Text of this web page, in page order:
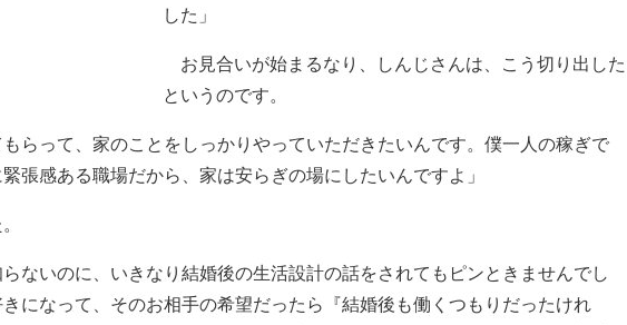
した」
お見合いが始まるなり、しんじさんは、こう切り出した
というのです。
もらって、家のことをしっかりやっていただきたいんです。僕一人の稼ぎで
張感ある職場だから、家は安らぎの場にしたいんですよ」
らないのに、いきなり結婚後の生活設計の話をされてもピンときませんでし
になって、そのお相手の希望だったら『結婚後も働くつもりだったけれ